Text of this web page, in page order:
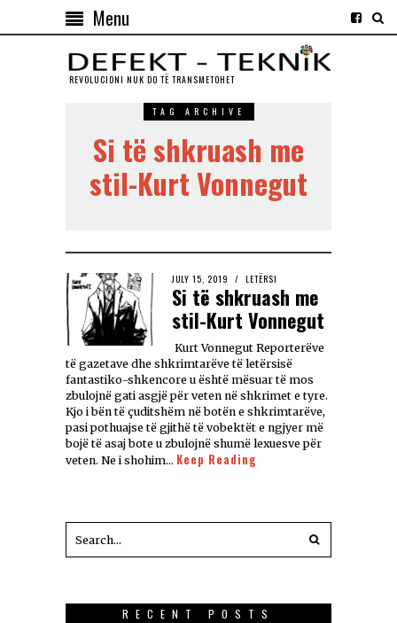
Menu
REVOLUCIONI NUK DO TЁ TRANSMETOHET
TAG ARCHIVE
Si të shkruash me
stil-Kurt Vonnegut
JULY 15, 2019 LETËRSI
Si të shkruash me
stil-Kurt Vonnegut
Kurt Vonnegut Reporterëve
të gazetave dhe shkrimtarëve të letërsisë
fantastiko-shkencore u është mësuar të mos
zbulojnë gati asgjë për veten në shkrimet e tyre.
Kjo i bën të çuditshëm në botën e shkrimtarëve,
pasi pothuajse të gjithë të vobektët e ngjyer më
bojë të asaj bote u zbulojnë shumë lexuesve për
veten. Ne i shohim… Keep Reading
RECENT POSTS